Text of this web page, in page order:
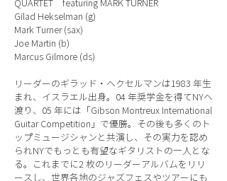
QUARTET featuring MARK TURNER
Gilad Hekselman (g)
Mark Turner (sax)
Joe Martin (b)
Marcus Gilmore (ds)
リーダーのギラッド・ヘクセルマンは1983 年生
まれ、イスラエル出身。04 年奨学金を得てNYへ
渡り、05 年には「Gibson Montreux International
Guitar Competition」で優勝。その後も多くのト
ップミュージシャンと共演し、その実力を認め
られNYでもっとも有望なギタリストの一人とな
る。これまでに2 枚のリーダーアルバムをリリ
ースし、世界各地のジャズフェスやツアーにも